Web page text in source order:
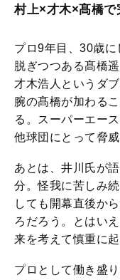
村上×才木×髙橋
プロ9年目、30歳
脱ぎつつある髙橋
才木浩人というダ
腕の髙橋が加わる
る。スーパーエー
他球団にとって脅
あとは、井川氏が
分。怪我に苦しみ
しても開幕直後か
ろだろう。とはい
来を考えて慎重に
プロとして働き盛